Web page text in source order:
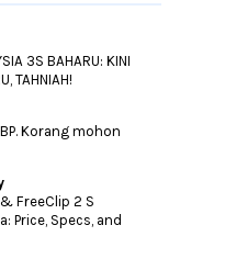
3S BAHARU: KINI
TAHNIAH!
Korang mohon
FreeClip 2 S
Price, Specs, and